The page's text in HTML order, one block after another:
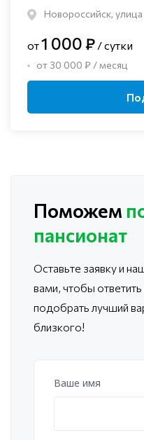
Новороссийск,
от1 000 ₽ / сутки
от 30 000 ₽ / месяц
Поможем
пансионат
Оставьте заявку и
вами, чтобы ответить
подобрать лучший
близкого!